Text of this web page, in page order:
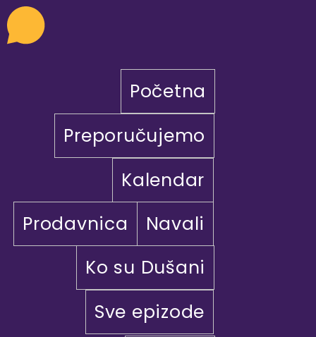
Početna
Preporučujemo
Kalendar
Prodavnica
Navali
Ko su Dušani
Sve epizode